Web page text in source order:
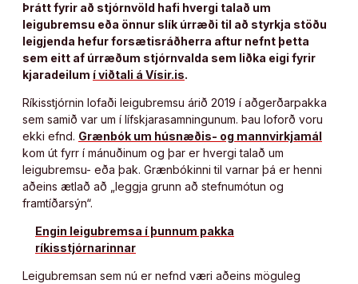
Þrátt fyrir að stjórnvöld hafi hvergi talað um
leigubremsu eða önnur slík úrræði til að styrkja stöðu
leigjenda hefur forsætisráðherra aftur nefnt þetta
sem eitt af úrræðum stjórnvalda sem liðka eigi fyrir
kjaradeilum í viðtali á Vísir.is.
Ríkisstjórnin lofaði leigubremsu árið 2019 í aðgerðarpakka
sem samið var um í lífskjarasamningunum. Þau loforð voru
ekki efnd. Grænbók um húsnæðis- og mannvirkjamál
kom út fyrr í mánuðinum og þar er hvergi talað um
leigubremsu- eða þak. Grænbókinni til varnar þá er henni
aðeins ætlað að „leggja grunn að stefnumótun og
framtíðarsýn“.
Engin leigubremsa í þunnum pakka
ríkisstjórnarinnar
Leigubremsan sem nú er nefnd væri aðeins möguleg